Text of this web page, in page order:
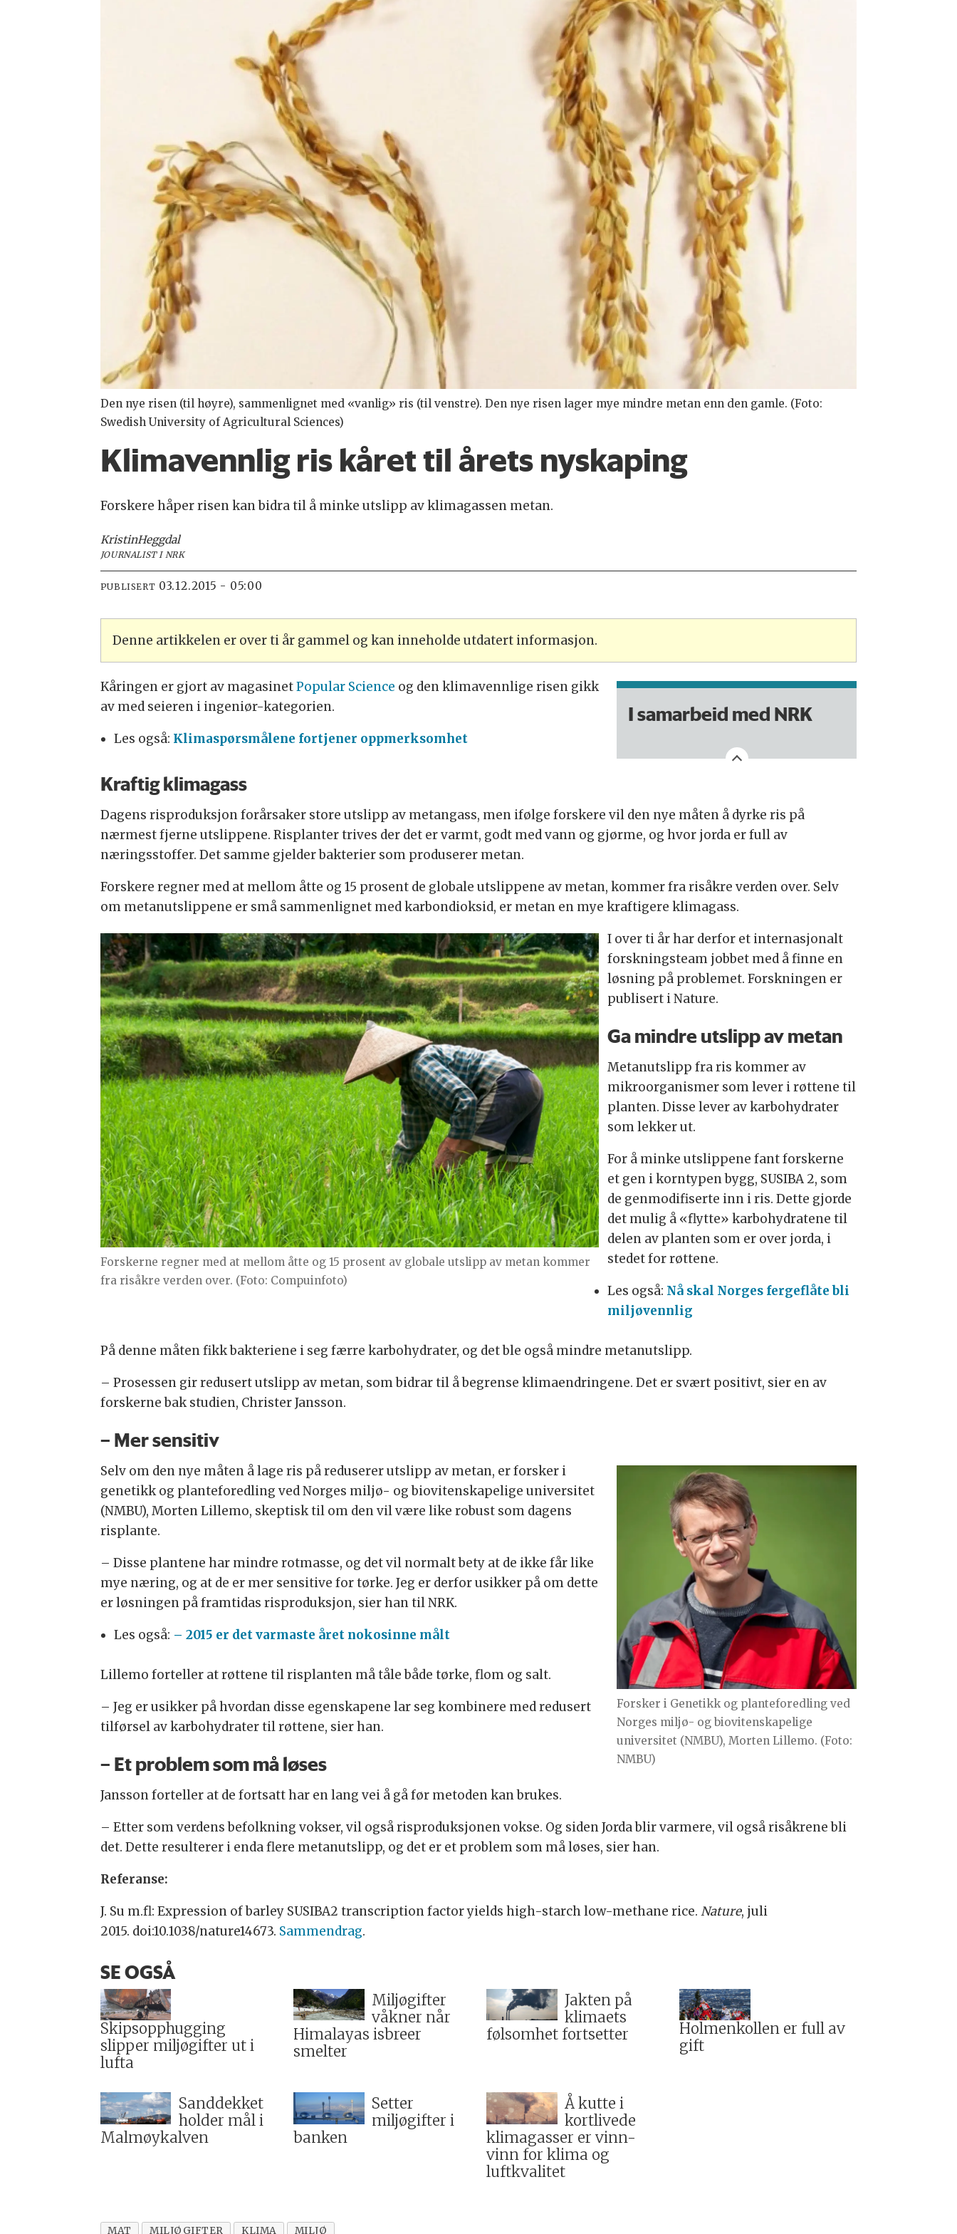
Den nye risen (til høyre), sammenlignet med «vanlig» ris (til venstre). Den nye risen lager mye mindre metan enn den gamle. (Foto:
Swedish University of Agricultural Sciences)
Klimavennlig ris kåret til årets nyskaping
Forskere håper risen kan bidra til å minke utslipp av klimagassen metan.
KristinHeggdal
JOURNALIST I NRK
PUBLISERT 03.12.2015 - 05:00
Denne artikkelen er over ti år gammel og kan inneholde utdatert informasjon.
I samarbeid med NRK
Kåringen er gjort av magasinetPopular Science og den klimavennlige risen gikk
av med seieren i ingeniør-kategorien.
Les også: Klimaspørsmålene fortjener oppmerksomhet
Kraftig klimagass
Dagens risproduksjon forårsaker store utslipp av metangass, men ifølge forskere vil den nye måten å dyrke ris på
nærmest fjerne utslippene. Risplanter trives der det er varmt, godt med vann og gjørme, og hvor jorda er full av
næringsstoffer. Det samme gjelder bakterier som produserer metan.
Forskere regner med at mellom åtte og 15 prosent de globale utslippene av metan, kommer fra risåkre verden over. Selv
om metanutslippene er små sammenlignet med karbondioksid, er metan en mye kraftigere klimagass.
Forskerne regner med at mellom åtte og 15 prosent av globale utslipp av metan kommer
fra risåkre verden over. (Foto: Compuinfoto)
I over ti år har derfor et internasjonalt
forskningsteam jobbet med å finne en
løsning på problemet. Forskningen er
publisert i Nature.
Ga mindre utslipp av metan
Metanutslipp fra ris kommer av
mikroorganismer som lever i røttene til
planten. Disse lever av karbohydrater
som lekker ut.
For å minke utslippene fant forskerne
et gen i korntypen bygg, SUSIBA 2, som
de genmodifiserte inn i ris. Dette gjorde
det mulig å «flytte» karbohydratene til
delen av planten som er over jorda, i
stedet for røttene.
Les også: Nå skal Norges fergeflåte bli
miljøvennlig
På denne måten fikk bakteriene i seg færre karbohydrater, og det ble også mindre metanutslipp.
– Prosessen gir redusert utslipp av metan, som bidrar til å begrense klimaendringene. Det er svært positivt, sier en av
forskerne bak studien, Christer Jansson.
– Mer sensitiv
Forsker i Genetikk og planteforedling ved
Norges miljø- og biovitenskapelige
universitet (NMBU), Morten Lillemo. (Foto:
NMBU)
Selv om den nye måten å lage ris på reduserer utslipp av metan, er forsker i
genetikk og planteforedling ved Norges miljø- og biovitenskapelige universitet
(NMBU), Morten Lillemo, skeptisk til om den vil være like robust som dagens
risplante.
– Disse plantene har mindre rotmasse, og det vil normalt bety at de ikke får like
mye næring, og at de er mer sensitive for tørke. Jeg er derfor usikker på om dette
er løsningen på framtidas risproduksjon, sier han til NRK.
Les også: – 2015 er det varmaste året nokosinne målt
Lillemo forteller at røttene til risplanten må tåle både tørke, flom og salt.
– Jeg er usikker på hvordan disse egenskapene lar seg kombinere med redusert
tilførsel av karbohydrater til røttene, sier han.
– Et problem som må løses
Jansson forteller at de fortsatt har en lang vei å gå før metoden kan brukes.
– Etter som verdens befolkning vokser, vil også risproduksjonen vokse. Og siden Jorda blir varmere, vil også risåkrene bli
det. Dette resulterer i enda flere metanutslipp, og det er et problem som må løses, sier han.
Referanse:
J. Su m.fl: Expression of barley SUSIBA2 transcription factor yields high-starch low-methane rice. Nature, juli
2015. doi:10.1038/nature14673. Sammendrag.
SE OGSÅ
Skipsopphugging
slipper miljøgifter ut i
lufta
Miljøgifter
våkner når
Himalayas isbreer
smelter
Jakten på
klimaets
følsomhet fortsetter
Holmenkollen er full av
gift
Sanddekket
holder mål i
Malmøykalven
Setter
miljøgifter i
banken
Å kutte i
kortlivede
klimagasser er vinn-
vinn for klima og
luftkvalitet
MAT MILJØGIFTER KLIMA MILJØ